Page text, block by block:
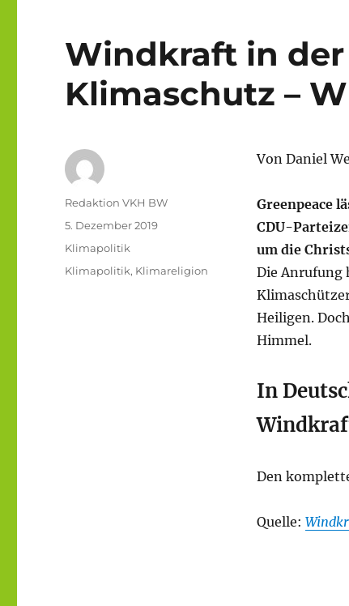
Windkraft in der
Klimaschutz –
Von Daniel
Greenpeace
CDU-
um die
Die Anrufung
Heiligen.
Himmel.
In
Den
Quelle:
Autor
Redaktion VKH BW
Veröffentlicht
am
5. Dezember 2019
Kategorien
Klimapolitik
Schlagwörter
Klimapolitik, Klimareligion